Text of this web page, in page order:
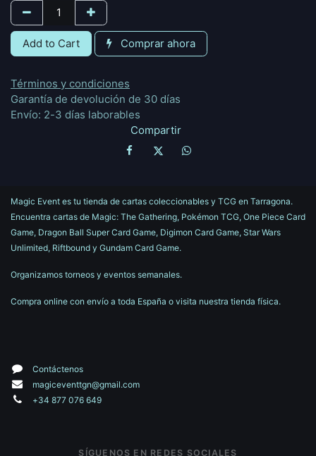
Add to Cart Comprar ahora
Términos y condiciones
Garantía de devolución de 30 días
Envío: 2-3 días laborables
Compartir
Magic Event es tu tienda de cartas coleccionables y TCG en Tarragona.
Encuentra cartas de Magic: The Gathering, Pokémon TCG, One Piece Card
Game, Dragon Ball Super Card Game, Digimon Card Game, Star Wars
Unlimited, Riftbound y Gundam Card Game.
Organizamos torneos y eventos semanales.
Compra online con envío a toda España o visita nuestra tienda física.
Contáctenos
magiceventtgn@gmail.com
+34 877 076 649
SÍGUENOS EN REDES SOCIALES